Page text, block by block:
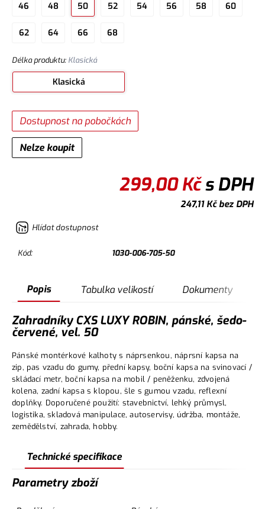
46 48 50 52 54 56 58 60
62 64 66 68
Délka produktu: Klasická
Klasická
Nelze koupit
Dostupnost na pobočkách
299,00Kčs DPH
247,11Kčbez DPH
Hlídat dostupnost
Kód: 1030-006-705-50
Popis Tabulka velikostí Dokumenty
Zahradníky CXS LUXY ROBIN, pánské, šedo-
červené, vel. 50
Pánské montérkové kalhoty s náprsenkou, náprsní kapsa na
zip, pas vzadu do gumy, přední kapsy, boční kapsa na svinovací /
skládací metr, boční kapsa na mobil / peněženku, zdvojená
kolena, zadní kapsa s klopou, šle s gumou vzadu, reflexní
doplňky. Doporučené použití: stavebnictví, lehký průmysl,
logistika, skladová manipulace, autoservisy, údržba, montáže,
zemědělství, zahrada, hobby.
Technické specifikace
Parametry zboží